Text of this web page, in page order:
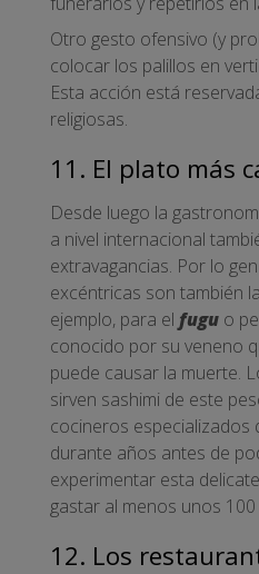
Otro gesto ofensivo (y
colocar los palillos en
Esta acción está
religiosas.
11. El plato más
Desde luego la
a nivel internacional
extravagancias. Por lo
excéntricas son también
ejemplo, para el fugu o
conocido por su veneno
puede causar la muerte.
sirven sashimi de este
cocineros especializados
durante años antes de
experimentar esta
gastar al menos unos
12. Los